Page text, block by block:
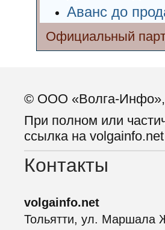
Аванс до
Официальный
© ООО «Волга-
При полном или
ссылка на
Контакты
volgainfo.net
Тольятти, ул. Маршала